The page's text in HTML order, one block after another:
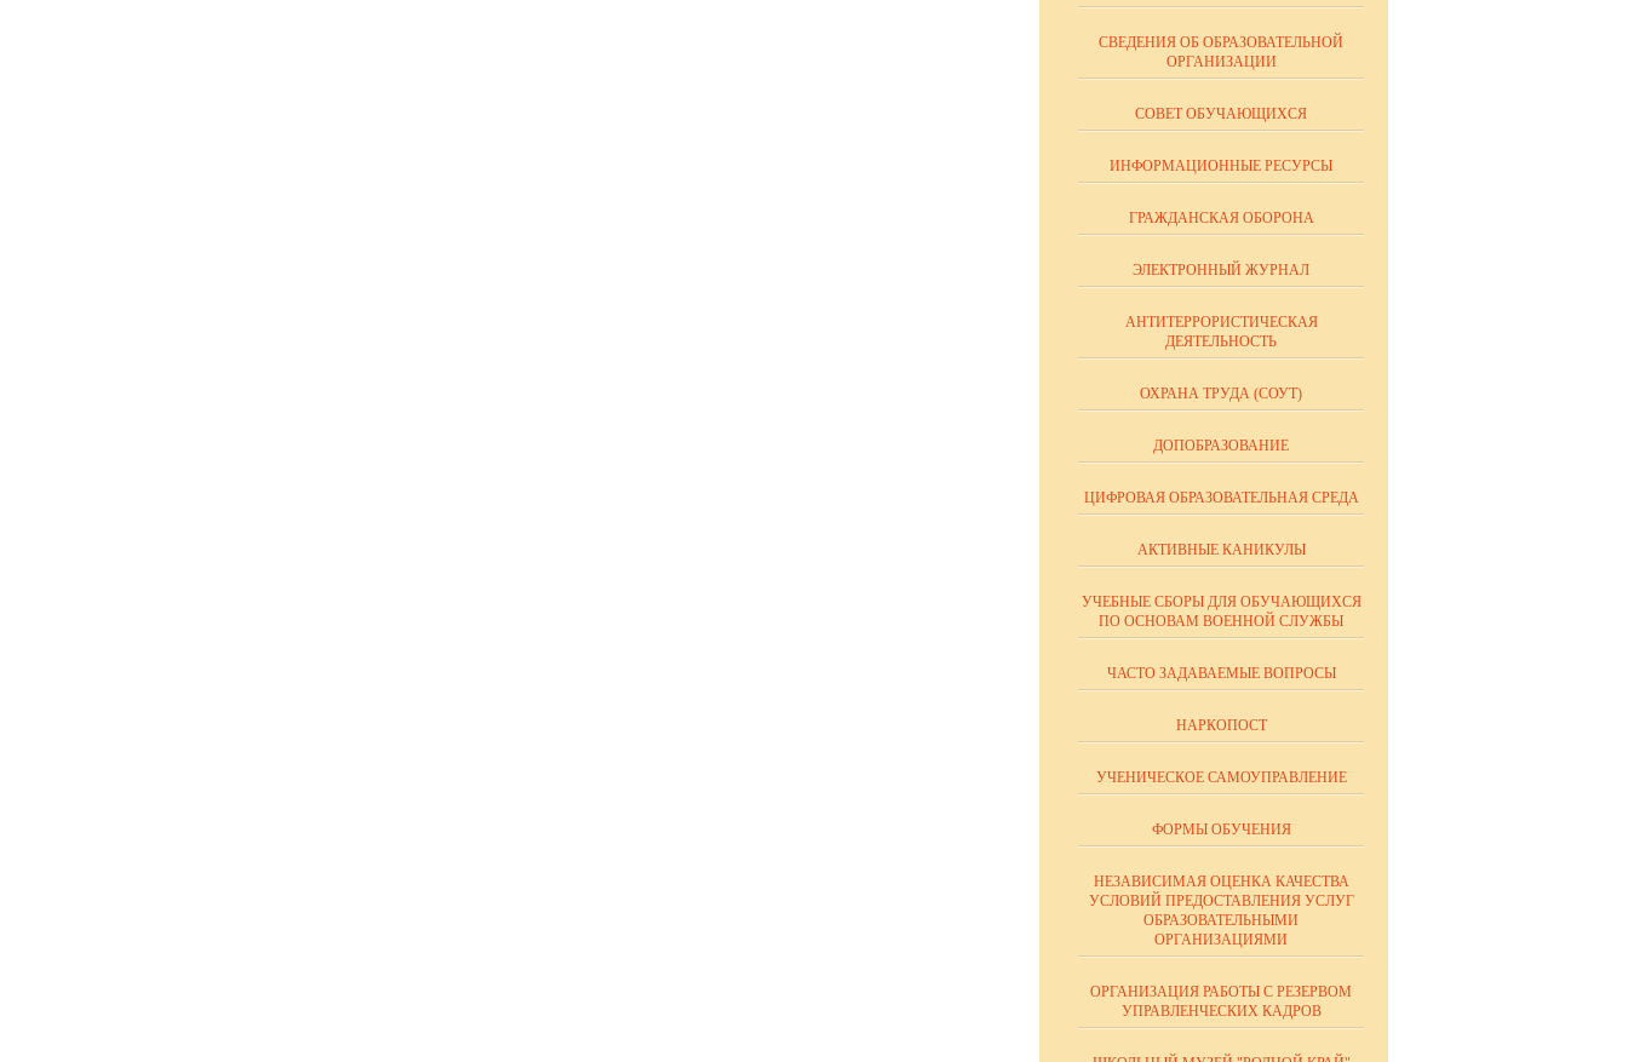
СВЕДЕНИЯ ОБ ОБРАЗОВАТЕЛЬНОЙ
ОРГАНИЗАЦИИ
СОВЕТ ОБУЧАЮЩИХСЯ
ИНФОРМАЦИОННЫЕ РЕСУРСЫ
ГРАЖДАНСКАЯ ОБОРОНА
ЭЛЕКТРОННЫЙ ЖУРНАЛ
АНТИТЕРРОРИСТИЧЕСКАЯ
ДЕЯТЕЛЬНОСТЬ
ОХРАНА ТРУДА (СОУТ)
ДОПОБРАЗОВАНИЕ
ЦИФРОВАЯ ОБРАЗОВАТЕЛЬНАЯ СРЕДА
АКТИВНЫЕ КАНИКУЛЫ
УЧЕБНЫЕ СБОРЫ ДЛЯ ОБУЧАЮЩИХСЯ
ПО ОСНОВАМ ВОЕННОЙ СЛУЖБЫ
ЧАСТО ЗАДАВАЕМЫЕ ВОПРОСЫ
НАРКОПОСТ
УЧЕНИЧЕСКОЕ САМОУПРАВЛЕНИЕ
ФОРМЫ ОБУЧЕНИЯ
НЕЗАВИСИМАЯ ОЦЕНКА КАЧЕСТВА
УСЛОВИЙ ПРЕДОСТАВЛЕНИЯ УСЛУГ
ОБРАЗОВАТЕЛЬНЫМИ
ОРГАНИЗАЦИЯМИ
ОРГАНИЗАЦИЯ РАБОТЫ С РЕЗЕРВОМ
УПРАВЛЕНЧЕСКИХ КАДРОВ